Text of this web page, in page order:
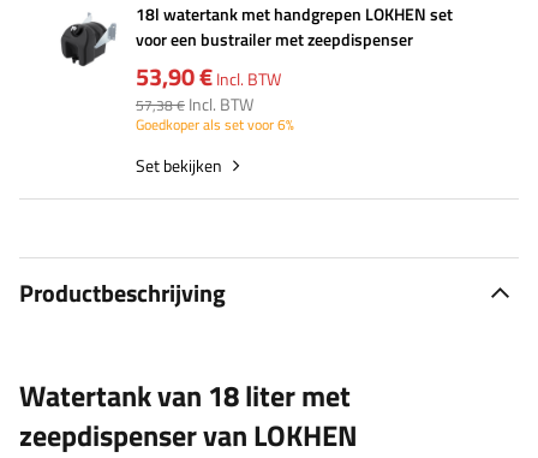
18l watertank met handgrepen LOKHEN set
voor een bustrailer met zeepdispenser
53,90 €Incl. BTW
57,38 € Incl. BTW
Goedkoper als set voor 6%
Set bekijken
Productbeschrijving
Watertank van 18 liter met
zeepdispenser van LOKHEN